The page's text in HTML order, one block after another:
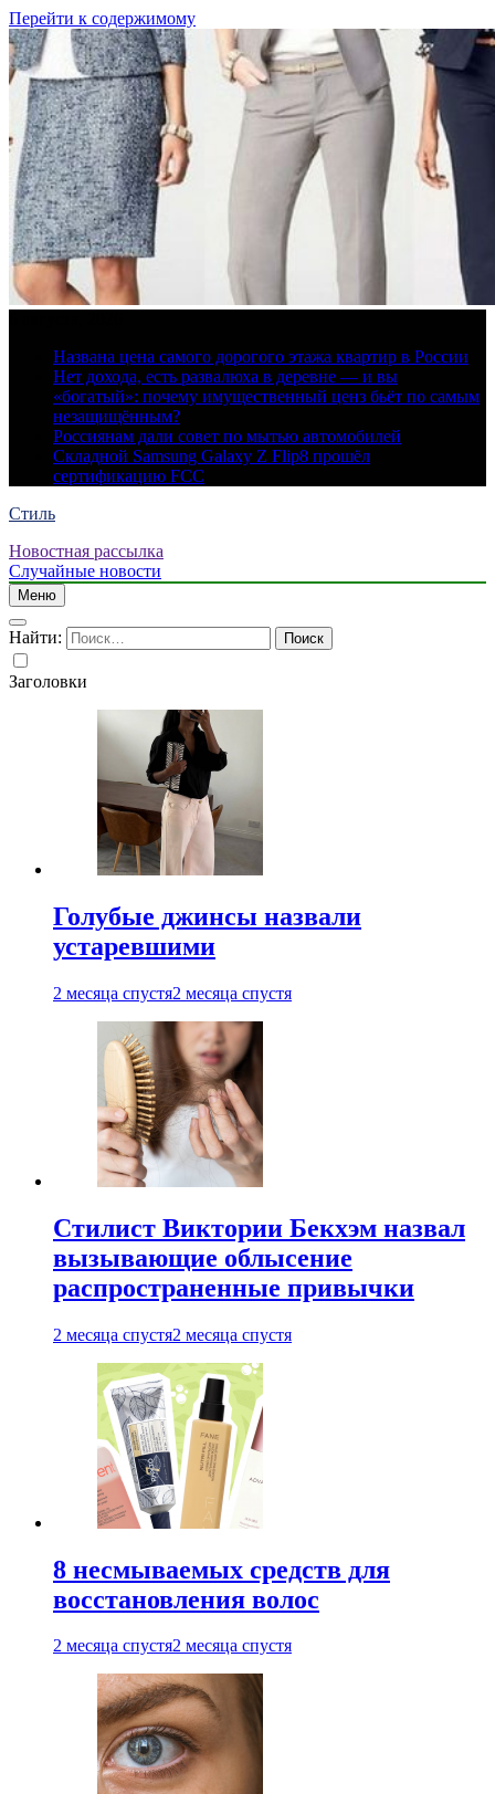
Перейти к содержимому
Названа цена самого дорогого этажа квартир в России
Нет дохода, есть развалюха в деревне — и вы
«богатый»: почему имущественный ценз бьёт по самым
незащищённым?
Россиянам дали совет по мытью автомобилей
Складной Samsung Galaxy Z Flip8 прошёл
сертификацию FCC
Стиль
Новостная рассылка
Случайные новости
Меню
Найти:
Заголовки
Голубые джинсы назвали
устаревшими
2 месяца спустя2 месяца спустя
Стилист Виктории Бекхэм назвал
вызывающие облысение
распространенные привычки
2 месяца спустя2 месяца спустя
8 несмываемых средств для
восстановления волос
2 месяца спустя2 месяца спустя